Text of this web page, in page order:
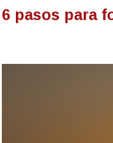
6 pasos para